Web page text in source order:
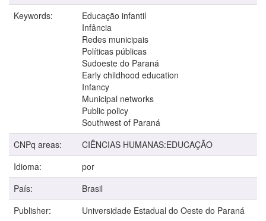
Keywords:
Educação infantil
Infância
Redes municipais
Políticas públicas
Sudoeste do Paraná
Early childhood education
Infancy
Municipal networks
Public policy
Southwest of Paraná
CNPq areas:
CIÊNCIAS HUMANAS:EDUCAÇÃO
Idioma:
por
País:
Brasil
Publisher:
Universidade Estadual do Oeste do Paraná